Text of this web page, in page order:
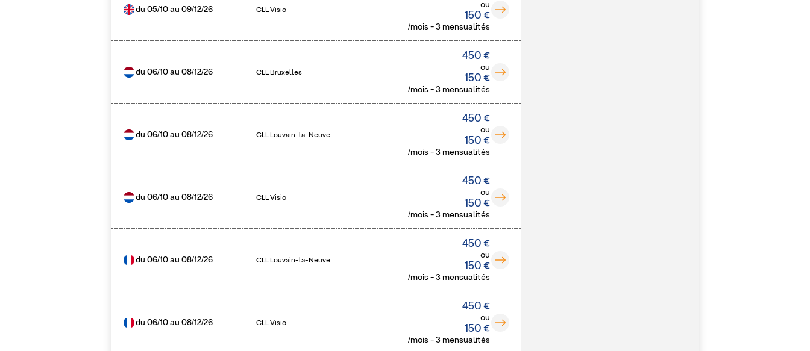
du 05/10au 09/12/26 CLL Visio
ou
150 €
/mois - 3 mensualités
du 06/10au 08/12/26 CLL Bruxelles
450 €
ou
150 €
/mois - 3 mensualités
du 06/10au 08/12/26 CLL Louvain-la-Neuve
450 €
ou
150 €
/mois - 3 mensualités
du 06/10au 08/12/26 CLL Visio
450 €
ou
150 €
/mois - 3 mensualités
du 06/10au 08/12/26 CLL Louvain-la-Neuve
450 €
ou
150 €
/mois - 3 mensualités
du 06/10au 08/12/26 CLL Visio
450 €
ou
150 €
/mois - 3 mensualités